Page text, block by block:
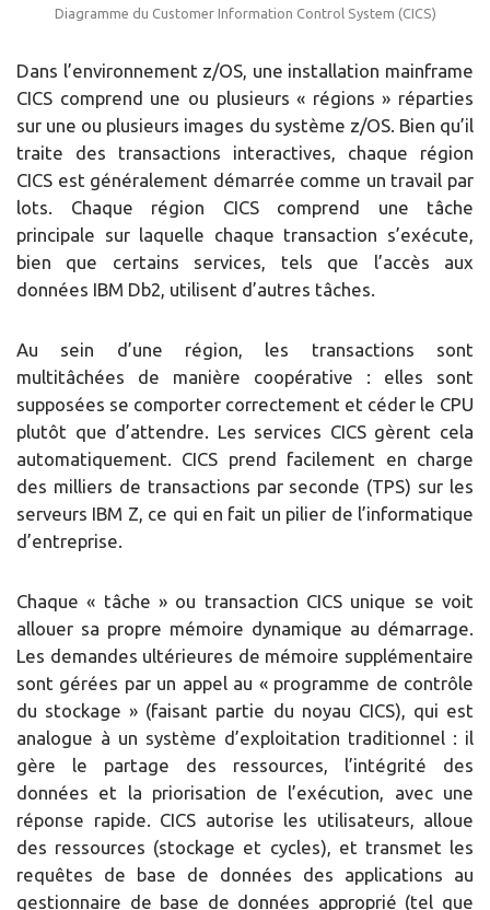
Diagramme du Customer Information Control System (CICS)
Dans l’environnement z/OS, une installation mainframe
CICS comprend une ou plusieurs « régions » réparties
sur une ou plusieurs images du système z/OS. Bien qu’il
traite des transactions interactives, chaque région
CICS est généralement démarrée comme un travail par
lots. Chaque région CICS comprend une tâche
principale sur laquelle chaque transaction s’exécute,
bien que certains services, tels que l’accès aux
données IBM Db2, utilisent d’autres tâches.
Au sein d’une région, les transactions sont
multitâchées de manière coopérative : elles sont
supposées se comporter correctement et céder le CPU
plutôt que d’attendre. Les services CICS gèrent cela
automatiquement. CICS prend facilement en charge
des milliers de transactions par seconde (TPS) sur les
serveurs IBM Z, ce qui en fait un pilier de l’informatique
d’entreprise.
Chaque « tâche » ou transaction CICS unique se voit
allouer sa propre mémoire dynamique au démarrage.
Les demandes ultérieures de mémoire supplémentaire
sont gérées par un appel au « programme de contrôle
du stockage » (faisant partie du noyau CICS), qui est
analogue à un système d’exploitation traditionnel : il
gère le partage des ressources, l’intégrité des
données et la priorisation de l’exécution, avec une
réponse rapide. CICS autorise les utilisateurs, alloue
des ressources (stockage et cycles), et transmet les
requêtes de base de données des applications au
gestionnaire de base de données approprié (tel que